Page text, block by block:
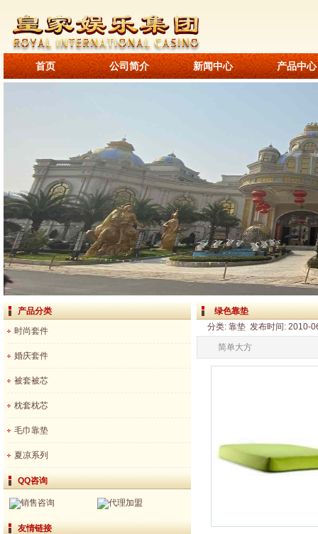
首页 公司简介 新闻中心 产品中心
产品分类
时尚套件
婚庆套件
被套被芯
枕套枕芯
毛巾靠垫
夏凉系列
QQ咨询
销售咨询 代理加盟
友情链接
绿色靠垫
分类: 靠垫 发布时间: 2010-
简单大方